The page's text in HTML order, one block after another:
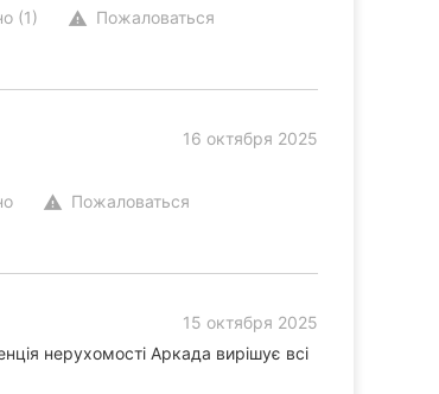
(1) warning Пожаловаться
16 октября 2025
warning Пожаловаться
15 октября 2025
нерухомості Аркада вирішує всі